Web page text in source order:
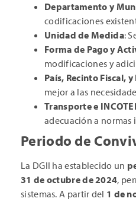
Departamento y
codificaciones
Unidad de Medida:
Forma de Pago y
modificaciones y
País, Recinto Fiscal,
mejor a las
Transporte e
adecuación a normas
Periodo de
La DGII ha establecido un
31 de octubre de 2024,
sistemas. A partir del 1 de